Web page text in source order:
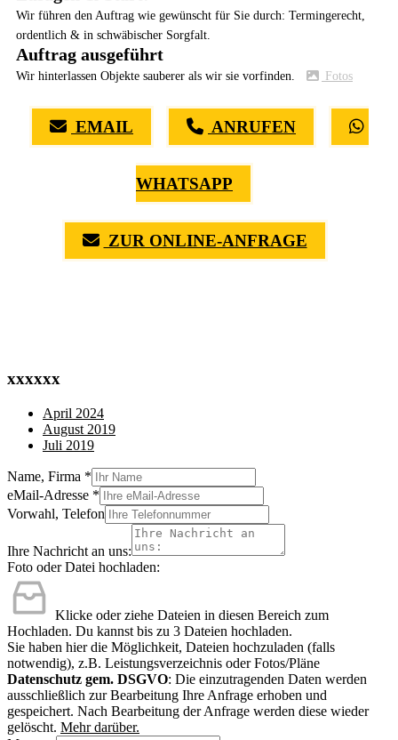
Wir führen den Auftrag wie gewünscht für Sie durch: Termingerecht,
ordentlich & in schwäbischer Sorgfalt.
Auftrag ausgeführt
Wir hinterlassen Objekte sauberer als wir sie vorfinden. Fotos
EMAIL ANRUFEN
WHATSAPP
ZUR ONLINE-ANFRAGE
xxxxxx
April 2024
August 2019
Juli 2019
Name, Firma *
eMail-Adresse *
Vorwahl, Telefon
Ihre Nachricht an uns:
Foto oder Datei hochladen:
Klicke oder ziehe Dateien in diesen Bereich zum
Hochladen. Du kannst bis zu 3 Dateien hochladen.
Sie haben hier die Möglichkeit, Dateien hochzuladen (falls
notwendig), z.B. Leistungsverzeichnis oder Fotos/Pläne
Datenschutz gem. DSGVO: Die einzutragenden Daten werden
ausschließlich zur Bearbeitung Ihre Anfrage erhoben und
gespeichert. Nach Bearbeitung der Anfrage werden diese wieder
gelöscht. Mehr darüber.